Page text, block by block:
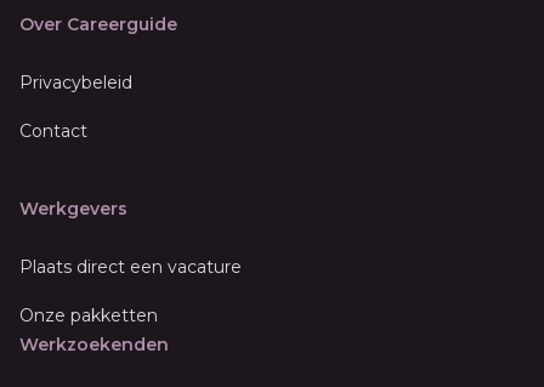
Over Careerguide
Privacybeleid
Contact
Werkgevers
Plaats direct een vacature
Onze pakketten
Werkzoekenden